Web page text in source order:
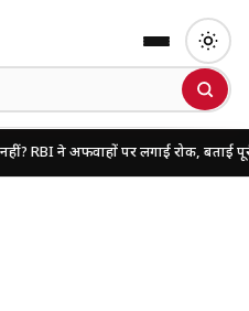
अफवाहों पर लगाई रोक, बताई पूरी सच्चाई